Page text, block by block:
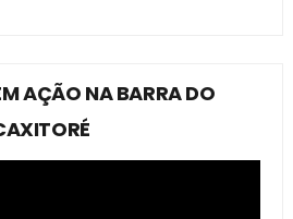
AÇÃO NA BARRA DO